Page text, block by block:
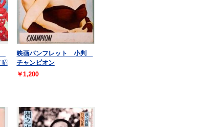
映画パンフレット 小判
チャンピオン
￥1,200